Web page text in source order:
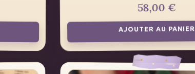
58,00 €
AJOUTER AU PANIER